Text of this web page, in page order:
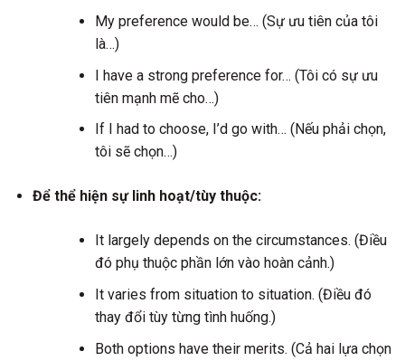
My preference would be… (Sự ưu tiên của tôi
là…)
I have a strong preference for… (Tôi có sự ưu
tiên mạnh mẽ cho…)
If I had to choose, I’d go with… (Nếu phải chọn,
tôi sẽ chọn…)
Để thể hiện sự linh hoạt/tùy thuộc:
It largely depends on the circumstances. (Điều
đó phụ thuộc phần lớn vào hoàn cảnh.)
It varies from situation to situation. (Điều đó
thay đổi tùy từng tình huống.)
Both options have their merits. (Cả hai lựa chọn